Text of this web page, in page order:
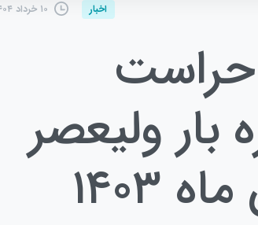
اخبار ۱۰ خرداد ۱۴۰۴
بار ولیعصر